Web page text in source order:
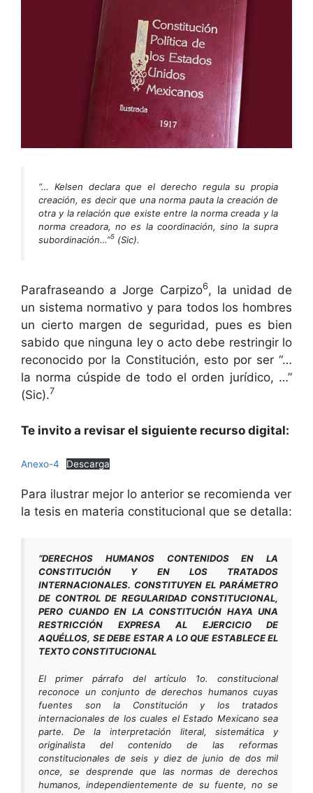
“… Kelsen declara que el derecho regula su propia
creación, es decir que una norma pauta la creación de
otra y la relación que existe entre la norma creada y la
norma creadora, no es la coordinación, sino la supra
subordinación…”5 (Sic).
Parafraseando a Jorge Carpizo6, la unidad de
un sistema normativo y para todos los hombres
un cierto margen de seguridad, pues es bien
sabido que ninguna ley o acto debe restringir lo
reconocido por la Constitución, esto por ser “…
la norma cúspide de todo el orden jurídico, …”
(Sic).7
Te invito a revisar el siguiente recurso digital:
Anexo-4 Descarga
Para ilustrar mejor lo anterior se recomienda ver
la tesis en materia constitucional que se detalla:
“DERECHOS HUMANOS CONTENIDOS EN LA
CONSTITUCIÓN Y EN LOS TRATADOS
INTERNACIONALES. CONSTITUYEN EL PARÁMETRO
DE CONTROL DE REGULARIDAD CONSTITUCIONAL,
PERO CUANDO EN LA CONSTITUCIÓN HAYA UNA
RESTRICCIÓN EXPRESA AL EJERCICIO DE
AQUÉLLOS, SE DEBE ESTAR A LO QUE ESTABLECE EL
TEXTO CONSTITUCIONAL
El primer párrafo del artículo 1o. constitucional
reconoce un conjunto de derechos humanos cuyas
fuentes son la Constitución y los tratados
internacionales de los cuales el Estado Mexicano sea
parte. De la interpretación literal, sistemática y
originalista del contenido de las reformas
constitucionales de seis y diez de junio de dos mil
once, se desprende que las normas de derechos
humanos, independientemente de su fuente, no se